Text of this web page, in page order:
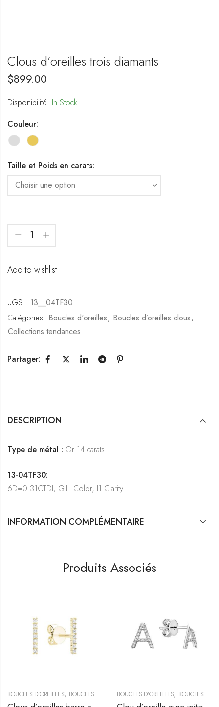
Clous d’oreilles trois diamants
$899.00
Disponibilité: In Stock
Couleur:
Taille et Poids en carats:
Add to wishlist
UGS : 13__04TF30
Catégories: Boucles d'oreilles, Boucles d’oreilles clous,
Collections tendances
Partager:
DESCRIPTION
Type de métal : Or 14 carats
13-04TF30:
6D=0.31CTDI, G-H Color, I1 Clarity
INFORMATION COMPLÉMENTAIRE
Produits Associés
BOUCLES D'OREILLES, BOUCLES D’OREILLES TENDANCE BOUCLES D'OREILLES, BOUCLES D’OREILLES CLOUS